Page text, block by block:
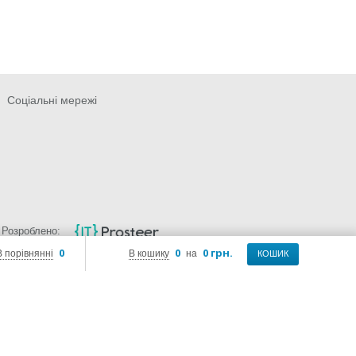
В кошику 0 на 0 грн. КОШИК
порівнянні 0
Соціальні мережі
Розроблено: